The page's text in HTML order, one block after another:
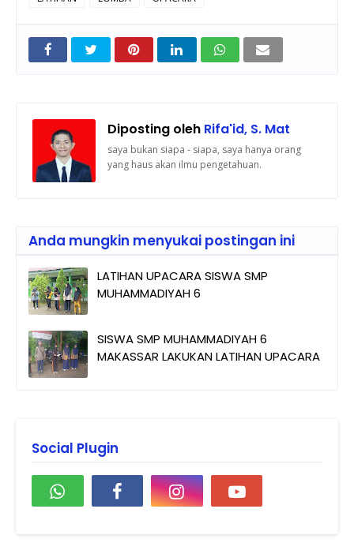
Diposting oleh Rifa'id, S. Mat
saya bukan siapa - siapa, saya hanya orang
yang haus akan ilmu pengetahuan.
Anda mungkin menyukai postingan ini
LATIHAN UPACARA SISWA SMP
MUHAMMADIYAH 6
SISWA SMP MUHAMMADIYAH 6
MAKASSAR LAKUKAN LATIHAN UPACARA
Social Plugin